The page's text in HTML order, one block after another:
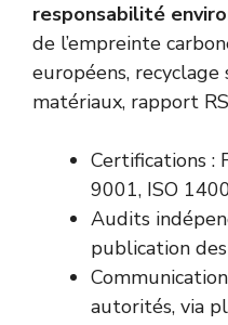
responsabilité
de l’empreinte
européens,
matériaux, rapport
Certifications :
9001, ISO
Audits
publication
autorités, via